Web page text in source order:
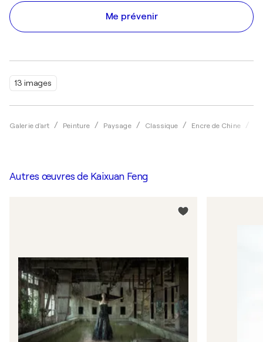
13 images
Galerie d'art Peinture Paysage Classique Encre de Chine
Me prévenir
Autres œuvres de Kaixuan Feng